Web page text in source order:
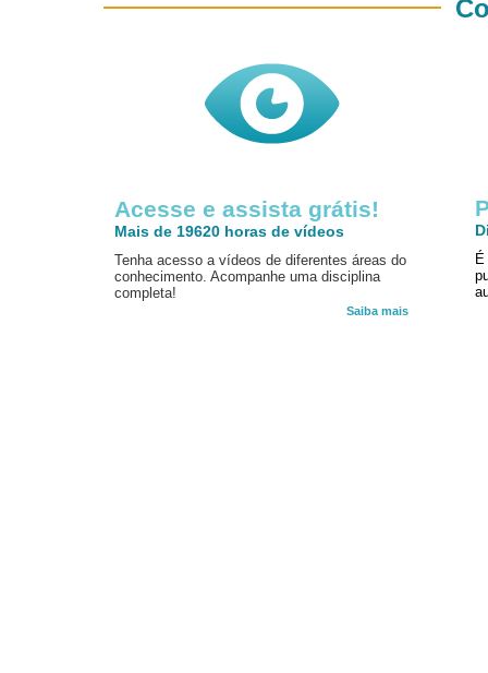
Acesse e assista grátis!
Mais de 19620 horas de vídeos
Tenha acesso a vídeos de diferentes áreas do
conhecimento. Acompanhe uma disciplina
completa!
Saiba mais